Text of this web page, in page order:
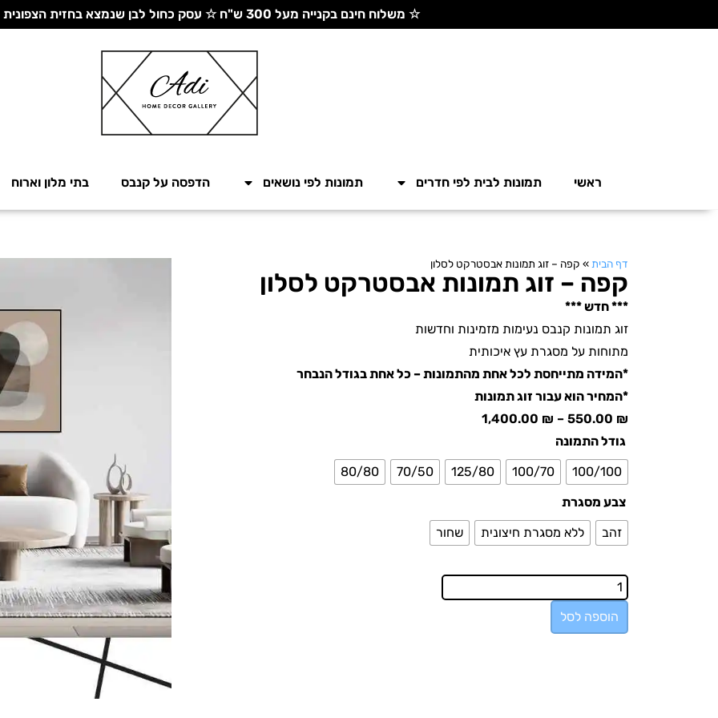
☆ משלוח חינם בקנייה מעל 300 ש"ח ☆ עסק כחול לבן שנמצא בחזית הצפונית - יחד ננצח!
ראשי תמונות לבית לפי חדרים תמונות לפי נושאים הדפסה על קנבס בתי מלון וארוח
דף הבית » קפה – זוג תמונות אבסטרקט לסלון
קפה – זוג תמונות אבסטרקט לסלון
*** חדש ***
זוג תמונות קנבס נעימות מזמינות וחדשות
מתוחות על מסגרת עץ איכותית
*המידה מתייחסת לכל אחת מהתמונות – כל אחת בגודל הנבחר
*המחיר הוא עבור זוג תמונות
550.00 ₪
–
1,400.00 ₪
גודל התמונה
100/100
100/70
125/80
70/50
80/80
צבע מסגרת
זהב
ללא מסגרת חיצונית שחור
הוספה לסל